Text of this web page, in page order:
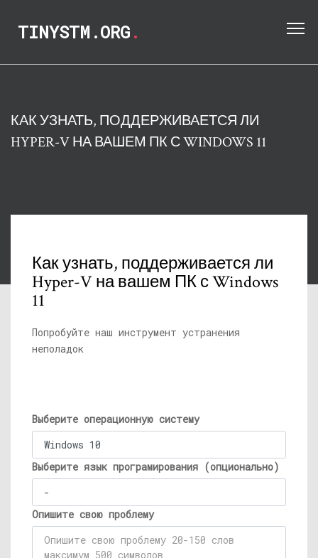
TINYSTM.ORG.
КАК УЗНАТЬ, ПОДДЕРЖИВАЕТСЯ ЛИ
HYPER-V НА ВАШЕМ ПК С WINDOWS 11
Как узнать, поддерживается ли
Hyper-V на вашем ПК с Windows
11
Попробуйте наш инструмент устранения
неполадок
Выберите операционную систему
Выберите язык програмирования (опционально)
Опишите свою проблему